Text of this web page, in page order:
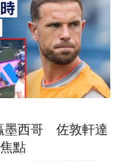
墨西哥 佐敦軒達
點